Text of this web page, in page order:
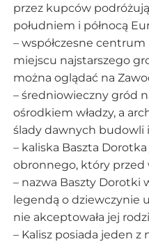
przez kupców
południem i północą
– współczesne
miejscu najstarszego
można oglądać na
– średniowieczny gród
ośrodkiem władzy, a
ślady dawnych budowli
– kaliska Baszta
obronnego, który przed
– nazwa Baszty Dorotki
legendą o dziewczynie
nie akceptowała jej
– Kalisz posiada jeden z